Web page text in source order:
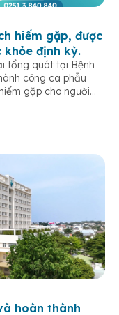
hiếm gặp, được
khỏe định kỳ.
tổng quát tại Bệnh
công ca phẫu
gặp cho người
hoàn thành